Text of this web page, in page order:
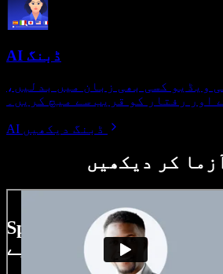
AI ڈبنگ
ویڈیو کسی بھی زبان میں بدلیں،
اور رفتار کو قریب سے میچ کریں۔
AI ڈبنگ دیکھیں
کر دیکھیں
Speechify اسٹوڈیو سے کیا کچھ کر سکتے
ہیں، دیکھیے